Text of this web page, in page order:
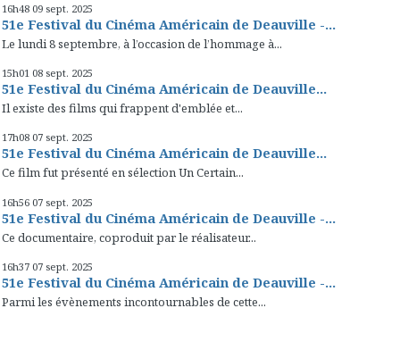
16h48 09 sept. 2025
51e Festival du Cinéma Américain de Deauville -...
Le lundi 8 septembre, à l’occasion de l’hommage à...
15h01 08 sept. 2025
51e Festival du Cinéma Américain de Deauville...
Il existe des films qui frappent d'emblée et...
17h08 07 sept. 2025
51e Festival du Cinéma Américain de Deauville...
Ce film fut présenté en sélection Un Certain...
16h56 07 sept. 2025
51e Festival du Cinéma Américain de Deauville -...
Ce documentaire, coproduit par le réalisateur...
16h37 07 sept. 2025
51e Festival du Cinéma Américain de Deauville -...
Parmi les évènements incontournables de cette...